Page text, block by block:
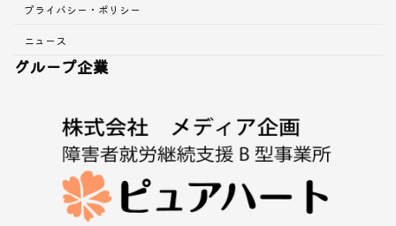
プライバシー・ポリシー
ニュース
グループ企業